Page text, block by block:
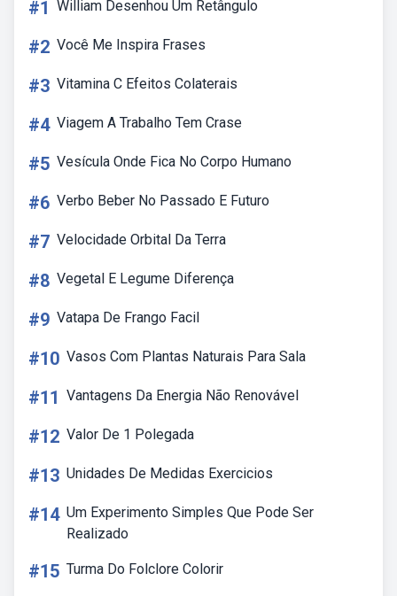
#1 William Desenhou Um Retângulo
#2 Você Me Inspira Frases
#3 Vitamina C Efeitos Colaterais
#4 Viagem A Trabalho Tem Crase
#5 Vesícula Onde Fica No Corpo Humano
#6 Verbo Beber No Passado E Futuro
#7 Velocidade Orbital Da Terra
#8 Vegetal E Legume Diferença
#9 Vatapa De Frango Facil
#10 Vasos Com Plantas Naturais Para Sala
#11 Vantagens Da Energia Não Renovável
#12 Valor De 1 Polegada
#13 Unidades De Medidas Exercicios
#14 Um Experimento Simples Que Pode Ser
Realizado
#15 Turma Do Folclore Colorir